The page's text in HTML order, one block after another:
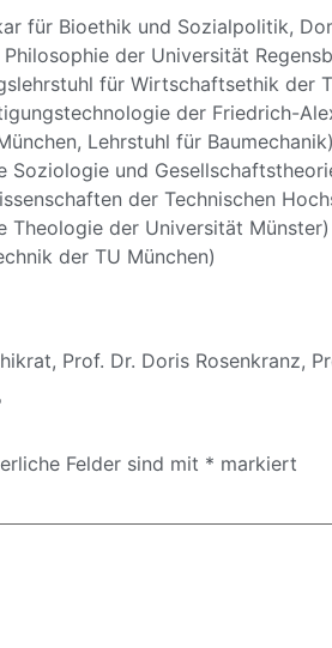
für Bioethik und Sozialpolitik,
der Universität
für Wirtschaftsethik der
der Friedrich-
Lehrstuhl für Baumechanik)
Soziologie und
der Technischen
Theologie der Universität Münster)
der TU München)
, Prof. Dr. Doris Rosenkranz,
Felder sind mit * markiert